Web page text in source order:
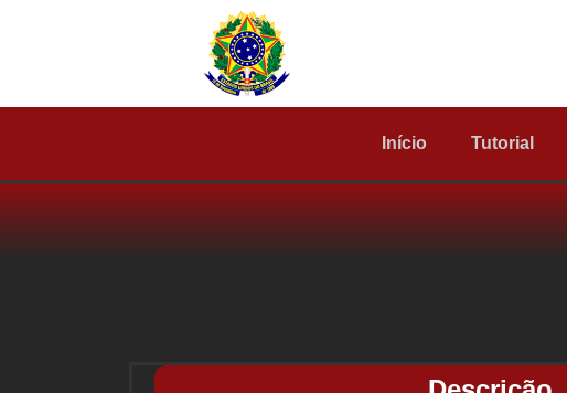
Início Tutorial